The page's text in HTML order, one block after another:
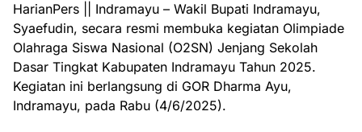
HarianPers || Indramayu – Wakil Bupati Indramayu,
Syaefudin, secara resmi membuka kegiatan Olimpiade
Olahraga Siswa Nasional (O2SN) Jenjang Sekolah
Dasar Tingkat Kabupaten Indramayu Tahun 2025.
Kegiatan ini berlangsung di GOR Dharma Ayu,
Indramayu, pada Rabu (4/6/2025).